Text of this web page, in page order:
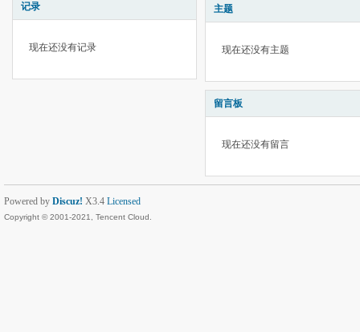
记录
现在还没有记录
主题
现在还没有主题
留言板
现在还没有留言
Powered by Discuz! X3.4 Licensed
Copyright © 2001-2021, Tencent Cloud.